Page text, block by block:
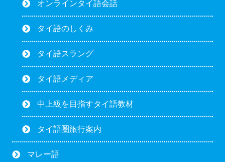
オンラインタイ語会話
タイ語のしくみ
タイ語スラング
タイ語メディア
中上級を目指すタイ語教材
タイ語圏旅行案内
マレー語